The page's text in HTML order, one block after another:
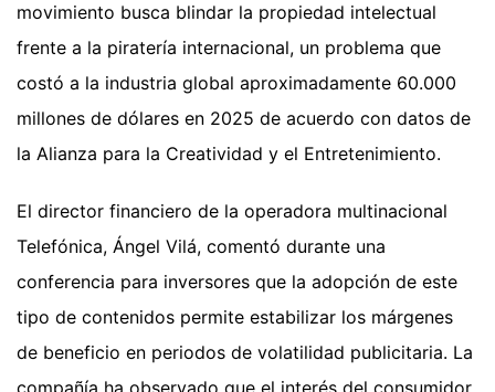
movimiento busca blindar la propiedad intelectual
frente a la piratería internacional, un problema que
costó a la industria global aproximadamente 60.000
millones de dólares en 2025 de acuerdo con datos de
la Alianza para la Creatividad y el Entretenimiento.
El director financiero de la operadora multinacional
Telefónica, Ángel Vilá, comentó durante una
conferencia para inversores que la adopción de este
tipo de contenidos permite estabilizar los márgenes
de beneficio en periodos de volatilidad publicitaria. La